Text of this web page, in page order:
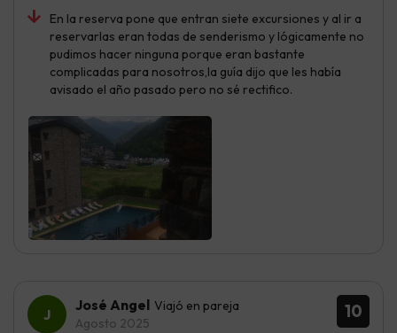
En la reserva pone que entran siete excursiones y al ir a
reservarlas eran todas de senderismo y lógicamente no
pudimos hacer ninguna porque eran bastante
complicadas para nosotros,la guía dijo que les había
avisado el año pasado pero no sé rectifico.
10
José Angel Viajó en pareja
Agosto 2025